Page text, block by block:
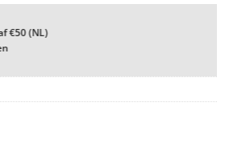
€50 (NL)